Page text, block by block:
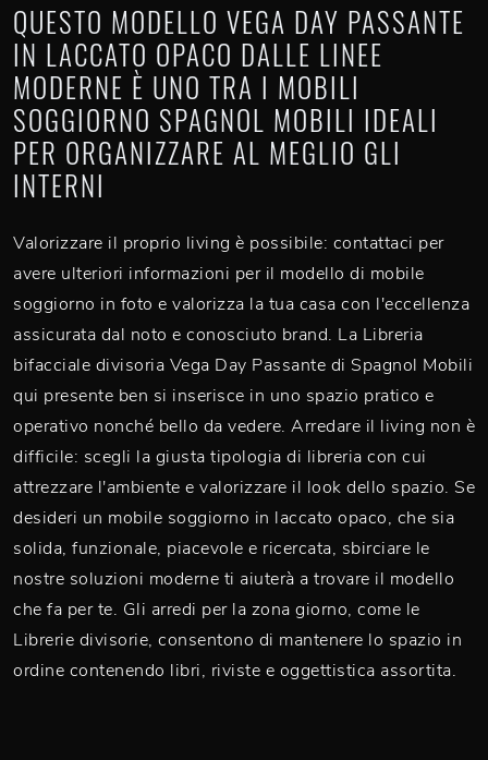
QUESTO MODELLO VEGA DAY PASSANTE
IN LACCATO OPACO DALLE LINEE
MODERNE È UNO TRA I MOBILI
SOGGIORNO SPAGNOL MOBILI IDEALI
PER ORGANIZZARE AL MEGLIO GLI
INTERNI
Valorizzare il proprio living è possibile: contattaci per
avere ulteriori informazioni per il modello di mobile
soggiorno in foto e valorizza la tua casa con l'eccellenza
assicurata dal noto e conosciuto brand. La Libreria
bifacciale divisoria Vega Day Passante di Spagnol Mobili
qui presente ben si inserisce in uno spazio pratico e
operativo nonché bello da vedere. Arredare il living non è
difficile: scegli la giusta tipologia di libreria con cui
attrezzare l'ambiente e valorizzare il look dello spazio. Se
desideri un mobile soggiorno in laccato opaco, che sia
solida, funzionale, piacevole e ricercata, sbirciare le
nostre soluzioni moderne ti aiuterà a trovare il modello
che fa per te. Gli arredi per la zona giorno, come le
Librerie divisorie, consentono di mantenere lo spazio in
ordine contenendo libri, riviste e oggettistica assortita.